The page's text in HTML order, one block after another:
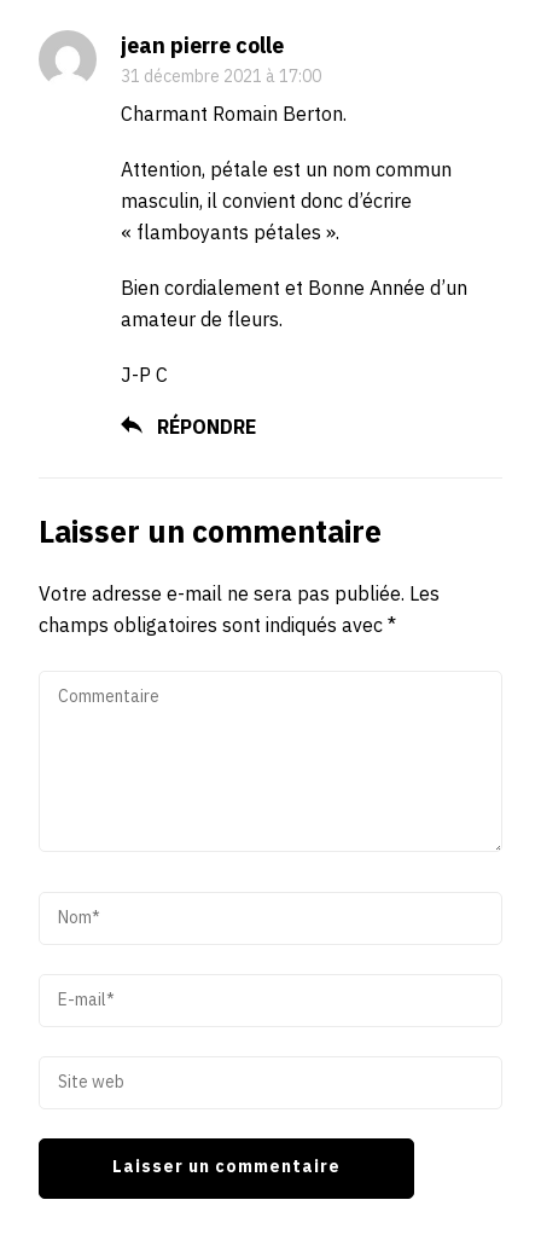
jean pierre colle
31 décembre 2021 à 17:00
Charmant Romain Berton.
Attention, pétale est un nom commun
masculin, il convient donc d’écrire
« flamboyants pétales ».
Bien cordialement et Bonne Année d’un
amateur de fleurs.
J-P C
RÉPONDRE
Laisser un commentaire
Votre adresse e-mail ne sera pas publiée. Les
champs obligatoires sont indiqués avec*